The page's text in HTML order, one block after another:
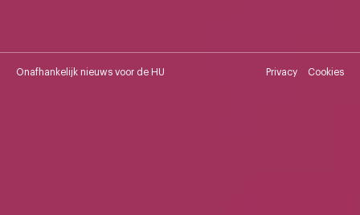
Onafhankelijk nieuws voor de HU Privacy Cookies